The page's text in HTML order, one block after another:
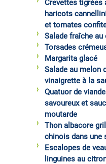
Crevettes tigrées
haricots
et tomates
Salade fraîche
Torsades
Margarita glacé
Salade au melon
vinaigrette à la
Quatuor de
savoureux et
moutarde
Thon albacore
chinois dans une
Escalopes de
linguines au